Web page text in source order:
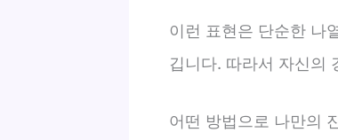
이런 표현은 단순한 나
깁니다. 따라서 자신의
어떤 방법으로 나만의